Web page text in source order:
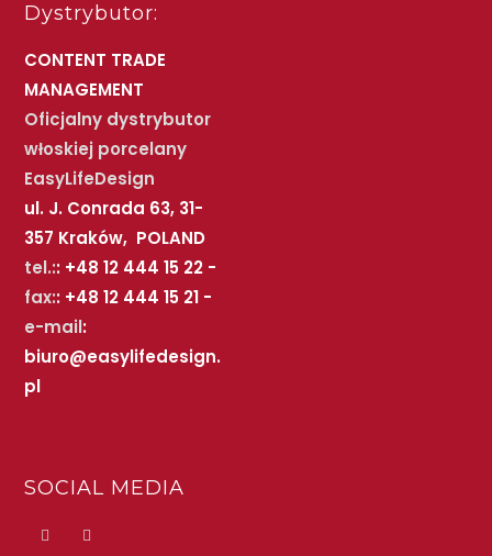
Dystrybutor:
CONTENT TRADE
MANAGEMENT
Oficjalny dystrybutor
włoskiej porcelany
EasyLifeDesign
ul. J. Conrada 63, 31-
357 Kraków, POLAND
tel.:: +48 12 444 15 22 -
fax:: +48 12 444 15 21 -
e-mail:
biuro@easylifedesign.
pl
SOCIAL MEDIA